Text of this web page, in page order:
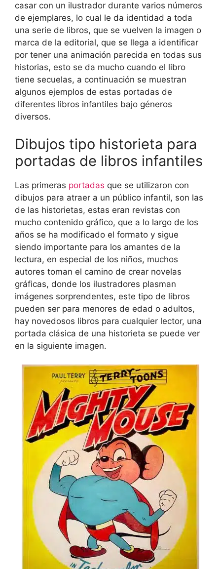
casar con un ilustrador durante varios números
de ejemplares, lo cual le da identidad a toda
una serie de libros, que se vuelven la imagen o
marca de la editorial, que se llega a identificar
por tener una animación parecida en todas sus
historias, esto se da mucho cuando el libro
tiene secuelas, a continuación se muestran
algunos ejemplos de estas portadas de
diferentes libros infantiles bajo géneros
diversos.
Dibujos tipo historieta para
portadas de libros infantiles
Las primeras portadas que se utilizaron con
dibujos para atraer a un público infantil, son las
de las historietas, estas eran revistas con
mucho contenido gráfico, que a lo largo de los
años se ha modificado el formato y sigue
siendo importante para los amantes de la
lectura, en especial de los niños, muchos
autores toman el camino de crear novelas
gráficas, donde los ilustradores plasman
imágenes sorprendentes, este tipo de libros
pueden ser para menores de edad o adultos,
hay novedosos libros para cualquier lector, una
portada clásica de una historieta se puede ver
en la siguiente imagen.